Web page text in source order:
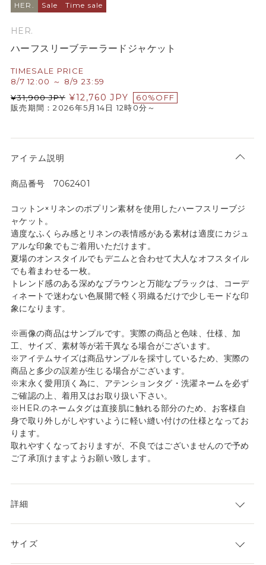
HER. Sale Time sale
HER.
ハーフスリーブテーラードジャケット
TIMESALE PRICE
8/7 12:00 ～ 8/9 23:59
¥31,900 JPY ¥12,760 JPY
60%OFF
販売期間：2026年5月14日 12時0分～
アイテム説明
商品番号 7062401
コットン×リネンのポプリン素材を使用したハーフスリーブジ
ャケット。
適度なふくらみ感とリネンの表情感がある素材は適度にカジュ
アルな印象でもご着用いただけます。
夏場のオンスタイルでもデニムと合わせて大人なオフスタイル
でも着まわせる一枚。
トレンド感のある深めなブラウンと万能なブラックは、コーデ
ィネートで迷わない色展開で軽く羽織るだけで少しモードな印
象になります。
※画像の商品はサンプルです。実際の商品と色味、仕様、加
工、サイズ、素材等が若干異なる場合がございます。
※アイテムサイズは商品サンプルを採寸しているため、実際の
商品と多少の誤差が生じる場合がございます。
※末永く愛用頂く為に、アテンションタグ・洗濯ネームを必ず
ご確認の上、着用又はお取り扱い下さい。
※HER.のネームタグは直接肌に触れる部分のため、お客様自
身で取り外しがしやすいように軽い縫い付けの仕様となってお
ります。
取れやすくなっておりますが、不良ではございませんので予め
ご了承頂けますようお願い致します。
詳細
サイズ